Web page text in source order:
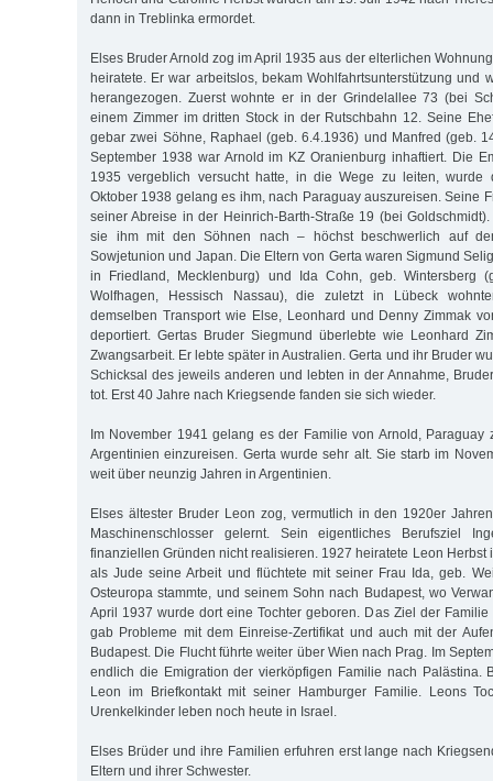
dann in Treblinka ermordet.
Elses Bruder Arnold zog im April 1935 aus der elterlichen
heiratete. Er war arbeitslos, bekam Wohlfahrtsunterstützung und
herangezogen. Zuerst wohnte er in der Grindelallee 73 (bei
einem Zimmer im dritten Stock in der Rutschbahn 12. Seine
gebar zwei Söhne, Raphael (geb. 6.4.1936) und Manfred (geb.
September 1938 war Arnold im KZ Oranienburg inhaftiert. Die
1935 vergeblich versucht hatte, in die Wege zu leiten, wurde
Oktober 1938 gelang es ihm, nach Para­guay auszureisen. Seine
seiner Abreise in der Hein­rich-Barth-Straße 19 (bei
sie ihm mit den Söhnen nach – höchst beschwerlich auf
Sowjetunion und Japan. Die Eltern von Gerta waren Sigmund
in Friedland, Mecklenburg) und Ida Cohn, geb. Wintersberg
Wolfhagen, Hessisch Nassau), die zuletzt in Lübeck
demselben Transport wie Else, Leonhard und Denny Zimmak
deportiert. Gertas Bruder Siegmund überlebte wie Leonhard
Zwangsarbeit. Er lebte später in Australien. Gerta und ihr Bruder
Schicksal des jeweils anderen und lebten in der Annahme,
tot. Erst 40 Jahre nach Kriegsende fanden sie sich wieder.
Im November 1941 gelang es der Familie von Arnold, Paraguay
Argentinien einzureisen. Gerta wurde sehr alt. Sie starb im
weit über neunzig Jahren in Argentinien.
Elses ältester Bruder Leon zog, vermutlich in den 1920er
Maschinenschlosser gelernt. Sein eigentliches Berufsziel
finanziellen Gründen nicht realisieren. 1927 heiratete Leon Herbst
als Jude seine Arbeit und flüchtete mit seiner Frau Ida, geb.
Osteuropa stammte, und seinem Sohn nach Budapest, wo
April 1937 wurde dort eine Tochter geboren. Das Ziel der
gab Probleme mit dem Einreise-Zertifikat und auch mit der
Budapest. Die Flucht führte weiter über Wien nach Prag. Im
endlich die Emigration der vierköpfigen Familie nach Palästina.
Leon im Briefkontakt mit seiner Hamburger Familie. Leons
Urenkelkinder leben noch heute in Israel.
Elses Brüder und ihre Familien erfuhren erst lange nach
Eltern und ihrer Schwester.